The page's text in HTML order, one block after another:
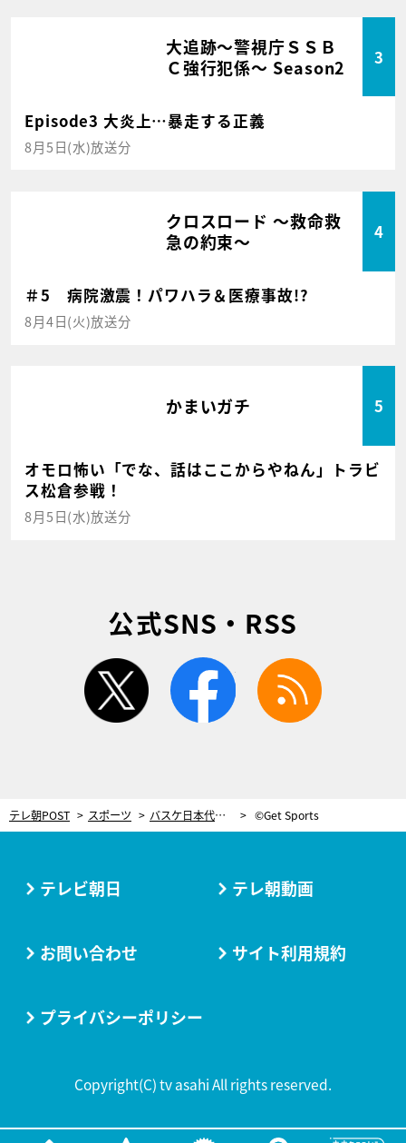
大追跡～警視庁ＳＳＢ
Ｃ強行犯係～ Season2
3
Episode3 大炎上…暴走する正義
8月5日(水)放送分
クロスロード ～救命救
急の約束～
4
＃5 病院激震！パワハラ＆医療事故!?
8月4日(火)放送分
かまいガチ 5
オモロ怖い「でな、話はここからやねん」トラビ
ス松倉参戦！
8月5日(水)放送分
公式SNS・RSS
twitter facebook
テレ朝POST スポーツ バスケ日本代表・比江島慎を救った田臥勇太の言葉。急逝した母に捧げたシュート、墓前で交わした“約束” ©Get Sports
テレビ朝日 テレ朝動画
お問い合わせ サイト利用規約
プライバシーポリシー
Copyright(C) tv asahi All rights reserved.